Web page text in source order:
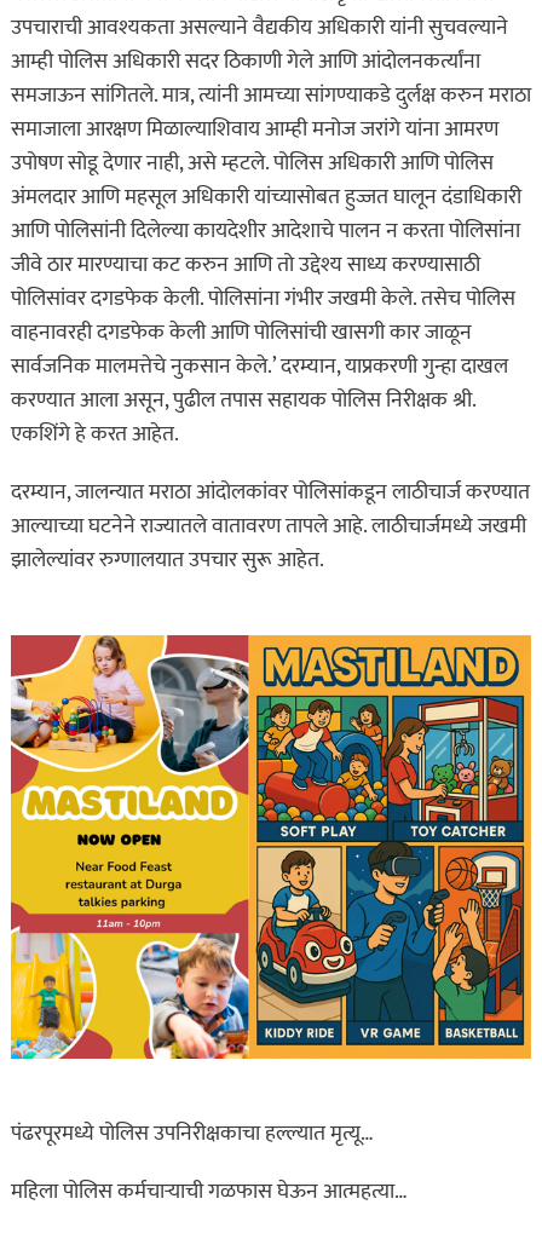
उपचाराची आवश्यकता असल्याने वैद्यकीय अधिकारी यांनी सुचवल्याने
आम्ही पोलिस अधिकारी सदर ठिकाणी गेले आणि आंदोलनकर्त्यांना
समजाऊन सांगितले. मात्र, त्यांनी आमच्या सांगण्याकडे दुर्लक्ष करुन मराठा
समाजाला आरक्षण मिळाल्याशिवाय आम्ही मनोज जरांगे यांना आमरण
उपोषण सोडू देणार नाही, असे म्हटले. पोलिस अधिकारी आणि पोलिस
अंमलदार आणि महसूल अधिकारी यांच्यासोबत हुज्जत घालून दंडाधिकारी
आणि पोलिसांनी दिलेल्या कायदेशीर आदेशाचे पालन न करता पोलिसांना
जीवे ठार मारण्याचा कट करुन आणि तो उद्देश्य साध्य करण्यासाठी
पोलिसांवर दगडफेक केली. पोलिसांना गंभीर जखमी केले. तसेच पोलिस
वाहनावरही दगडफेक केली आणि पोलिसांची खासगी कार जाळून
सार्वजनिक मालमत्तेचे नुकसान केले.’ दरम्यान, याप्रकरणी गुन्हा दाखल
करण्यात आला असून, पुढील तपास सहायक पोलिस निरीक्षक श्री.
एकशिंगे हे करत आहेत.
दरम्यान, जालन्यात मराठा आंदोलकांवर पोलिसांकडून लाठीचार्ज करण्यात
आल्याच्या घटनेने राज्यातले वातावरण तापले आहे. लाठीचार्जमध्ये जखमी
झालेल्यांवर रुग्णालयात उपचार सुरू आहेत.
पंढरपूरमध्ये पोलिस उपनिरीक्षकाचा हल्ल्यात मृत्यू…
महिला पोलिस कर्मचाऱ्याची गळफास घेऊन आत्महत्या…